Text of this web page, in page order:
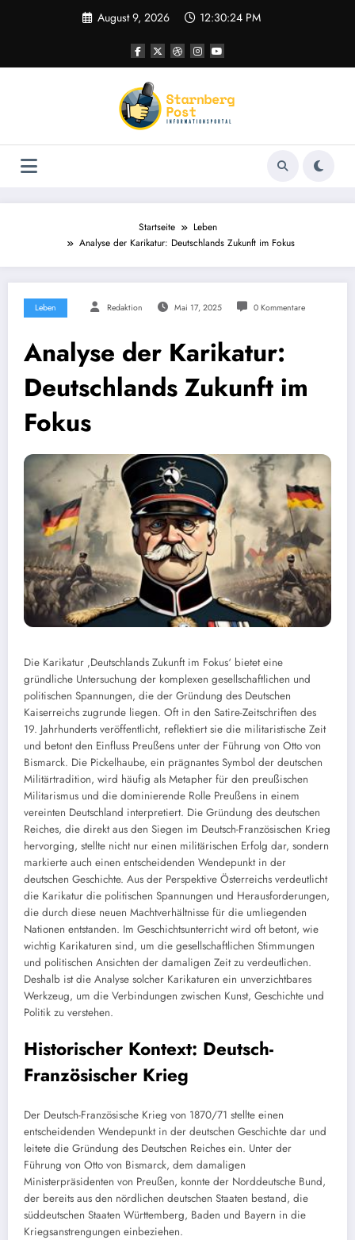
August 9, 2026 12:30:25 PM
Startseite
Leben
Analyse der Karikatur: Deutschlands Zukunft im Fokus
Leben Redaktion Mai 17, 2025 0 Kommentare
Analyse der Karikatur:
Deutschlands Zukunft im
Fokus
Die Karikatur ‚Deutschlands Zukunft im Fokus‘ bietet eine
gründliche Untersuchung der komplexen gesellschaftlichen und
politischen Spannungen, die der Gründung des Deutschen
Kaiserreichs zugrunde liegen. Oft in den Satire-Zeitschriften des
19. Jahrhunderts veröffentlicht, reflektiert sie die militaristische Zeit
und betont den Einfluss Preußens unter der Führung von Otto von
Bismarck. Die Pickelhaube, ein prägnantes Symbol der deutschen
Militärtradition, wird häufig als Metapher für den preußischen
Militarismus und die dominierende Rolle Preußens in einem
vereinten Deutschland interpretiert. Die Gründung des deutschen
Reiches, die direkt aus den Siegen im Deutsch-Französischen Krieg
hervorging, stellte nicht nur einen militärischen Erfolg dar, sondern
markierte auch einen entscheidenden Wendepunkt in der
deutschen Geschichte. Aus der Perspektive Österreichs verdeutlicht
die Karikatur die politischen Spannungen und Herausforderungen,
die durch diese neuen Machtverhältnisse für die umliegenden
Nationen entstanden. Im Geschichtsunterricht wird oft betont, wie
wichtig Karikaturen sind, um die gesellschaftlichen Stimmungen
und politischen Ansichten der damaligen Zeit zu verdeutlichen.
Deshalb ist die Analyse solcher Karikaturen ein unverzichtbares
Werkzeug, um die Verbindungen zwischen Kunst, Geschichte und
Politik zu verstehen.
Historischer Kontext: Deutsch-
Französischer Krieg
Der Deutsch-Französische Krieg von 1870/71 stellte einen
entscheidenden Wendepunkt in der deutschen Geschichte dar und
leitete die Gründung des Deutschen Reiches ein. Unter der
Führung von Otto von Bismarck, dem damaligen
Ministerpräsidenten von Preußen, konnte der Norddeutsche Bund,
der bereits aus den nördlichen deutschen Staaten bestand, die
süddeutschen Staaten Württemberg, Baden und Bayern in die
Kriegsanstrengungen einbeziehen.